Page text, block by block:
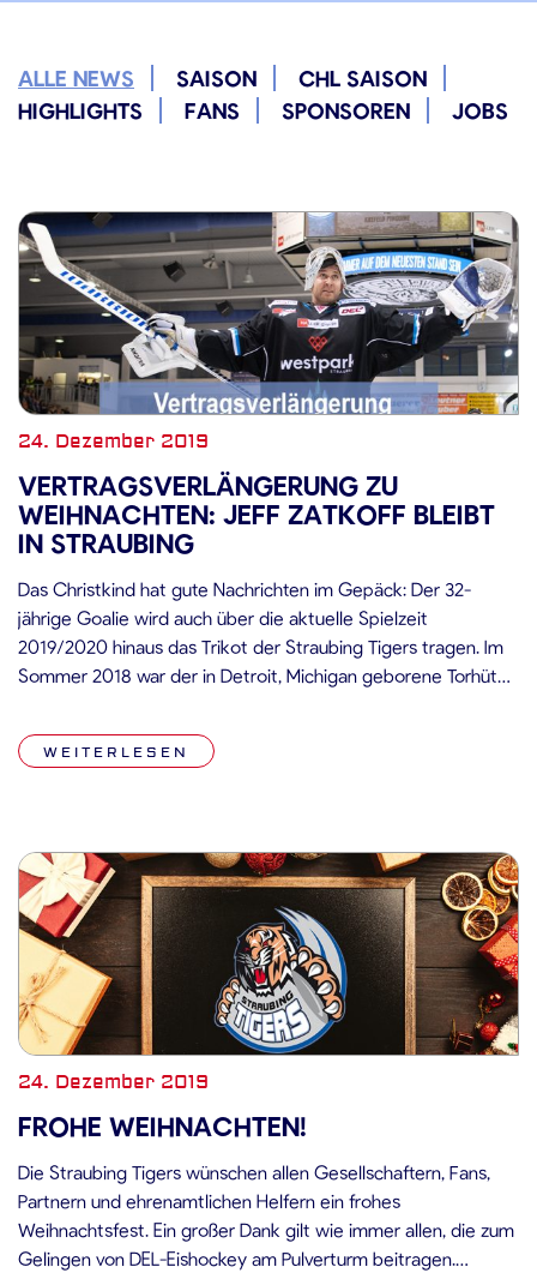
ALLE NEWS SAISON
CHL SAISON
HIGHLIGHTS
FANS SPONSOREN JOBS
24. Dezember 2019
VERTRAGSVERLÄNGERUNG ZU
WEIHNACHTEN: JEFF ZATKOFF BLEIBT
IN STRAUBING
Das Christkind hat gute Nachrichten im Gepäck: Der 32-
jährige Goalie wird auch über die aktuelle Spielzeit
2019/2020 hinaus das Trikot der Straubing Tigers tragen. Im
Sommer 2018 war der in Detroit, Michigan geborene Torhüter
Straubing gekommen und bestreitet aktuell seine zweite
Saison in Niederbayern. „Jeff stellt sich als vorbildlicher […]
WEITERLESEN
24. Dezember 2019
FROHE WEIHNACHTEN!
Die Straubing Tigers wünschen allen Gesellschaftern, Fans,
Partnern und ehrenamtlichen Helfern ein frohes
Weihnachtsfest. Ein großer Dank gilt wie immer allen, die zum
Gelingen von DEL-Eishockey am Pulverturm beitragen.